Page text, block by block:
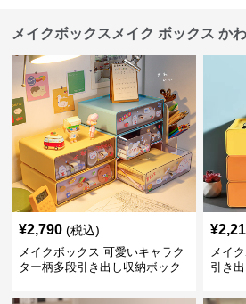
メイクボックスメイク ボックス か
¥2,790 (税込)
メイクボックス 可愛いキャラク
ター柄多段引き出し収納ボック
¥
メイ
引き